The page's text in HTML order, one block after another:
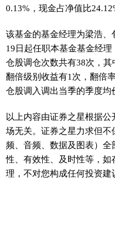
0.13%，现金占净值比
该基金的基金经理为梁浩、
19日起任职本基金基金经
仓股调仓次数共有38次，其
翻倍级别收益有1次，翻倍
仓股调入调出当季的季度均
以上内容由证券之星根据
场无关。证券之星力求但
频、音频、数据及图表）
性、有效性、及时性等，
理，不对您构成任何投资建